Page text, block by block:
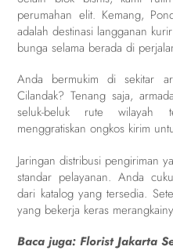
perumahan elit. Kemang,
adalah destinasi langganan
bunga selama berada di
Anda bermukim di sekitar
Cilandak? Tenang saja,
seluk-beluk rute wilayah
menggratiskan ongkos kirim
Jaringan distribusi pengiriman
standar pelayanan. Anda
dari katalog yang tersedia.
yang bekerja keras
Baca juga:Florist Jakarta